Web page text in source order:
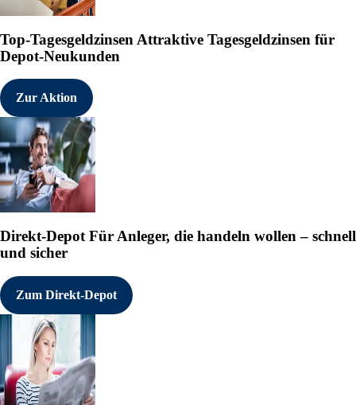
Top-Tagesgeldzinsen Attraktive Tagesgeldzinsen für
Depot-Neukunden
Zur Aktion
Direkt-Depot Für Anleger, die handeln wollen – schnell
und sicher
Zum Direkt-Depot